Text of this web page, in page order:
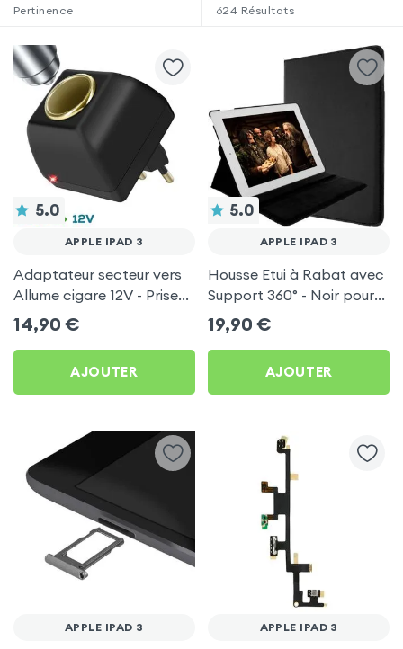
Pertinence 624 Résultats
5.0
APPLE IPAD 3
Adaptateur secteur vers
Allume cigare 12V - Prise
220V Noir
14,90 €
AJOUTER
5.0
APPLE IPAD 3
Housse Etui à Rabat avec
Support 360° - Noir pour
Apple iPad 3
19,90 €
AJOUTER
APPLE IPAD 3 APPLE IPAD 3